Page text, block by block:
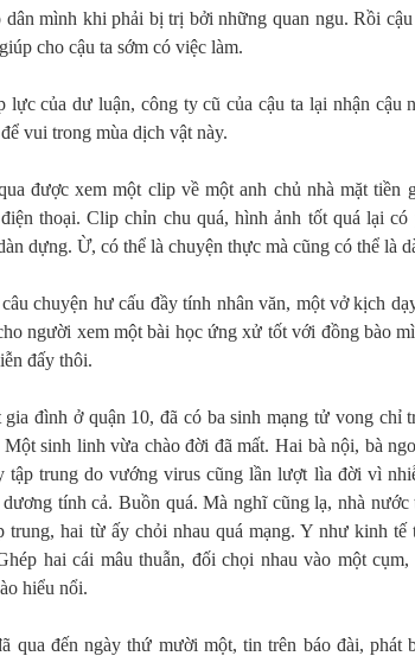
dân mình khi phải bị trị bởi những quan ngu. Rồi
cho cậu ta sớm có việc làm.
lực của dư luận, công ty cũ của cậu ta lại nhận cậu
vui trong mùa dịch vật này.
được xem một clip về một anh chủ nhà mặt tiền
thoại. Clip chỉn chu quá, hình ảnh tốt quá lại
dựng. Ừ, có thể là chuyện thực mà cũng có thể là
chuyện hư cấu đầy tính nhân văn, một vở kịch
người xem một bài học ứng xử tốt với đồng bào
đấy thôi.
đình ở quận 10, đã có ba sinh mạng tử vong chỉ
sinh linh vừa chào đời đã mất. Hai bà nội, bà
tập trung do vướng virus cũng lần lượt lìa đời vì
dương tính cả. Buồn quá. Mà nghĩ cũng lạ, nhà
trung, hai từ ấy chỏi nhau quá mạng. Y như kinh
hai cái mâu thuẫn, đối chọi nhau vào một
hiểu nổi.
qua đến ngày thứ mười một, tin trên báo đài, phát